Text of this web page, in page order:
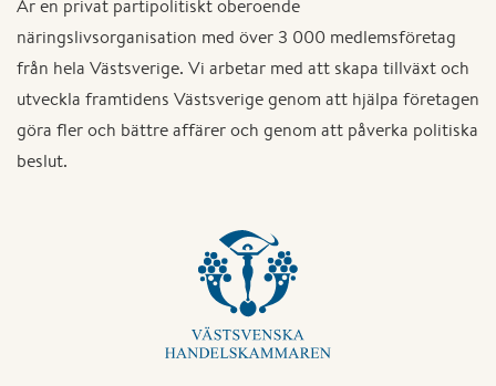
Är en privat partipolitiskt oberoende
näringslivsorganisation med över 3 000 medlemsföretag
från hela Västsverige. Vi arbetar med att skapa tillväxt och
utveckla framtidens Västsverige genom att hjälpa företagen
göra fler och bättre affärer och genom att påverka politiska
beslut.